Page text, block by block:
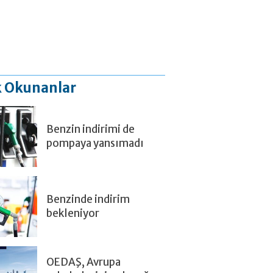
Okunanlar
Benzin indirimi de
pompaya yansımadı
Benzinde indirim
bekleniyor
OEDAŞ, Avrupa